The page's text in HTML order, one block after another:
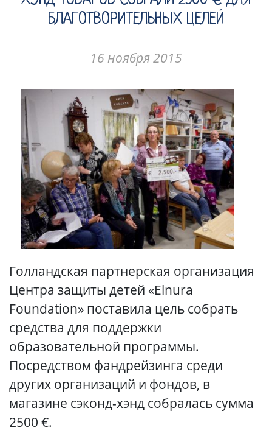
БЛАГОТВОРИТЕЛЬНЫХ ЦЕЛЕЙ
16 ноября 2015
Голландская партнерская организация
Центра защиты детей «Elnura
Foundation» поставила цель собрать
средства для поддержки
образовательной программы.
Посредством фандрейзинга среди
других организаций и фондов, в
магазине сэконд-хэнд собралась сумма
2500 €.